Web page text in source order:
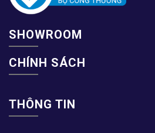
SHOWROOM
CHÍNH SÁCH
THÔNG TIN